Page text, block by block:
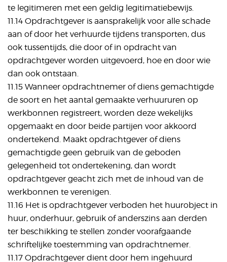
te legitimeren met een geldig legitimatiebewijs.
11.14 Opdrachtgever is aansprakelijk voor alle schade
aan of door het verhuurde tijdens transporten, dus
ook tussentijds, die door of in opdracht van
opdrachtgever worden uitgevoerd, hoe en door wie
dan ook ontstaan.
11.15 Wanneer opdrachtnemer of diens gemachtigde
de soort en het aantal gemaakte verhuururen op
werkbonnen registreert, worden deze wekelijks
opgemaakt en door beide partijen voor akkoord
ondertekend. Maakt opdrachtgever of diens
gemachtigde geen gebruik van de geboden
gelegenheid tot ondertekening, dan wordt
opdrachtgever geacht zich met de inhoud van de
werkbonnen te verenigen.
11.16 Het is opdrachtgever verboden het huurobject in
huur, onderhuur, gebruik of anderszins aan derden
ter beschikking te stellen zonder voorafgaande
schriftelijke toestemming van opdrachtnemer.
11.17 Opdrachtgever dient door hem ingehuurd